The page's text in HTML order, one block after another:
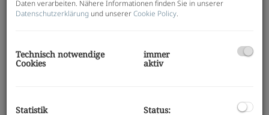
Hügelland. Diese großzügige Fläche bietet
Daten verarbeiten. Nähere Informationen finden Sie in unserer
Datenschutzerklärung und unsererCookie Policy.
Technisch notwendige
Cookies
immer
aktiv
Statistik Status: